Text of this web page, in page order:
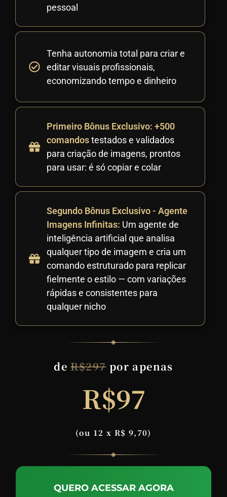
pessoal
Tenha autonomia total para criar e
editar visuais profissionais,
economizando tempo e dinheiro
Primeiro Bônus Exclusivo: +500
comandostestados e validados
para criação de imagens, prontos
para usar: é só copiar e colar
Segundo Bônus Exclusivo - Agente
Imagens Infinitas: Um agente de
inteligência artificial que analisa
qualquer tipo de imagem e cria um
comando estruturado para replicar
fielmente o estilo — com variações
rápidas e consistentes para
qualquer nicho
deR$297por apenas
R$97
(ou 12 x R$ 9,70)
QUERO ACESSAR AGORA